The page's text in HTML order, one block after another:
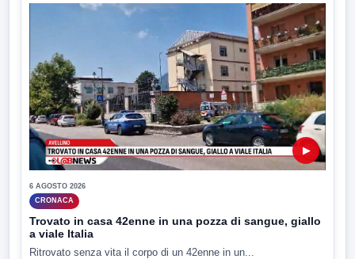
▶
6 AGOSTO 2026
CRONACA
Trovato in casa 42enne in una pozza di sangue, giallo
a viale Italia
Ritrovato senza vita il corpo di un 42enne in un...